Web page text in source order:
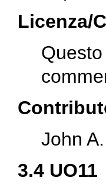
Licenza/
John
3.4 UO11